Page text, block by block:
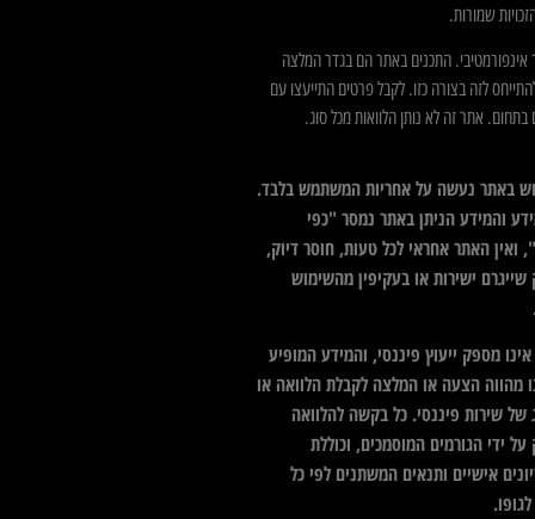
שמורות.
אינפורמטיבי. התכנים באתר הם בגדר המלצה
לזה בצורה כזו. לקבל פרטים התייעצו עם
בתחום. אתר זה לא נותן הלוואות מכל סוג.
באתר נעשה על אחריות המשתמש בלבד.
והמידע הניתן באתר נמסר "כפי
ואין האתר אחראי לכל טעות, חוסר דיוק,
שייגרם ישירות או בעקיפין מהשימוש
מספק ייעוץ פיננסי, והמידע המופיע
מהווה הצעה או המלצה לקבלת הלוואה או
של שירות פיננסי. כל בקשה להלוואה
על ידי הגורמים המוסמכים, וכוללת
אישיים ותנאים המשתנים לפי כל